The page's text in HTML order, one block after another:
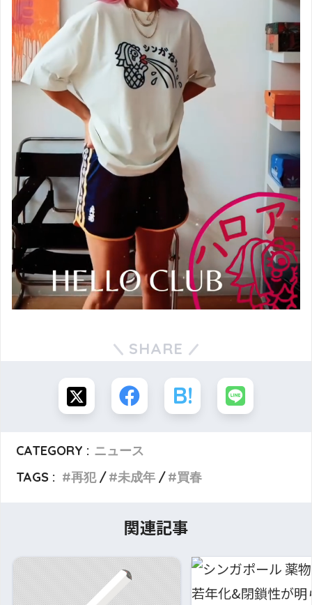
SHARE
CATEGORY : ニュース
TAGS :
再犯 未成年 買春
関連記事